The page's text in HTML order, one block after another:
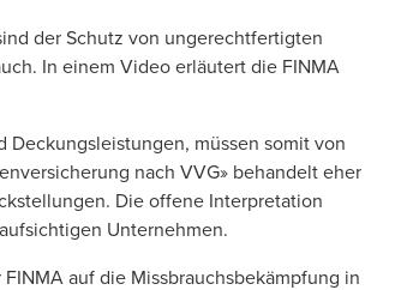
der Schutz von ungerechtfertigten
In einem Videoerläutert die FINMA
Deckungsleistungen, müssen somit von
nach VVG» behandelt eher
Die offene Interpretation
Unternehmen.
auf die Missbrauchsbekämpfung in